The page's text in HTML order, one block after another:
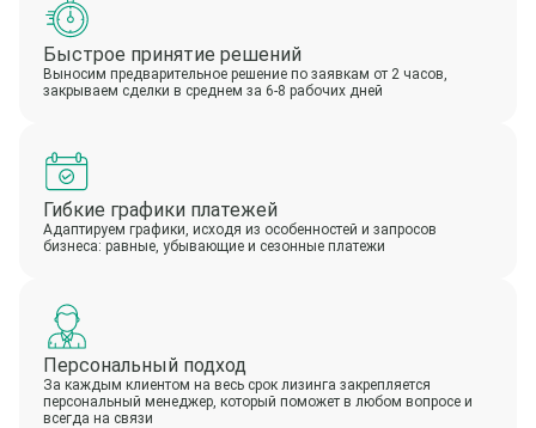
Быстрое принятие решений
Выносим предварительное решение по заявкам от 2 часов,
закрываем сделки в среднем за 6-8 рабочих дней
Гибкие графики платежей
Адаптируем графики, исходя из особенностей и запросов
бизнеса: равные, убывающие и сезонные платежи
Персональный подход
За каждым клиентом на весь срок лизинга закрепляется
персональный менеджер, который поможет в любом вопросе и
всегда на связи